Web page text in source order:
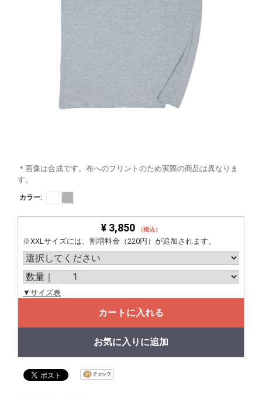
＊画像は合成です。布へのプリントのため実際の商品は異なりま
す。
カラー:
¥ 3,850 （税込）
※XXLサイズには、割増料金（220円）が追加されます。
▼サイズ表
カートに入れる
お気に入りに追加